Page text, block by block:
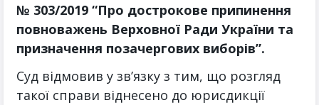
№ 303/2019 “Про дострокове припинення
повноважень Верховної Ради України та
призначення позачергових виборів”.
Суд відмовив у зв’язку з тим, що розгляд
такої справи віднесено до юрисдикції